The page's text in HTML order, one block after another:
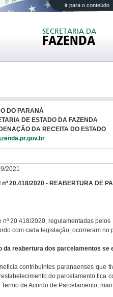
ir para o conteúdo
SECRETARIA DA
FAZENDA
DO PARANÁ
DE ESTADO DA FAZENDA
DA RECEITA DO ESTADO
2021
nº 20.418/2020 - REABERTURA DE
nº 20.418/2020, regulamentadas
com cada legislação, ocorreram no
da reabertura dos parcelamentos se
contribuintes paranaenses que
do parcelamento fica
de Acordo de Parcelamento,